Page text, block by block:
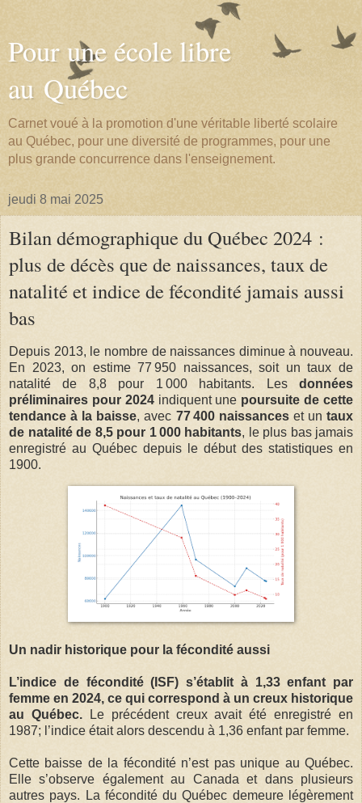
Pour une école libre
au Québec
Carnet voué à la promotion d'une véritable liberté scolaire
au Québec, pour une diversité de programmes, pour une
plus grande concurrence dans l'enseignement.
jeudi 8 mai 2025
Bilan démographique du Québec 2024 :
plus de décès que de naissances, taux de
natalité et indice de fécondité jamais aussi
bas
Depuis 2013, le nombre de naissances diminue à nouveau.
En 2023, on estime 77 950 naissances, soit un taux de
natalité de 8,8 pour 1 000 habitants. Les données
préliminaires pour 2024indiquent une poursuite de cette
tendance à la baisse, avec 77 400 naissanceset untaux
de natalité de 8,5 pour 1 000 habitants, le plus bas jamais
enregistré au Québec depuis le début des statistiques en
1900.
Un nadir historique pour la fécondité aussi
L’indice de fécondité (ISF) s’établit à 1,33 enfant par
femme en 2024, ce qui correspond à un creux historique
au Québec.Le précédent creux avait été enregistré en
1987; l’indice était alors descendu à 1,36 enfant par femme.
Cette baisse de la fécondité n’est pas unique au Québec.
Elle s’observe également au Canada et dans plusieurs
autres pays. La fécondité du Québec demeure légèrement